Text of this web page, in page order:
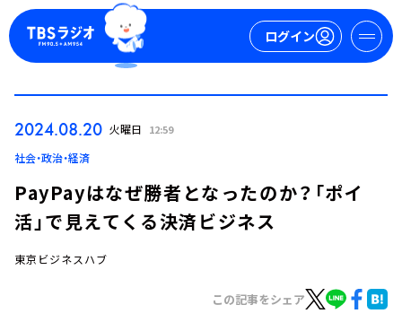
ログイン
2024.08.20 火曜日 12:59
社会・政治・経済
PayPayはなぜ勝者となったのか？「ポイ
活」で見えてくる決済ビジネス
東京ビジネスハブ
この記事をシェア